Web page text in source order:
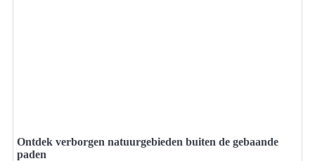
Ontdek verborgen natuurgebieden buiten de gebaande
paden